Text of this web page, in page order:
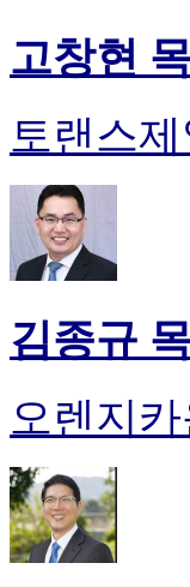
고창현
토랜스
김종규
오렌지